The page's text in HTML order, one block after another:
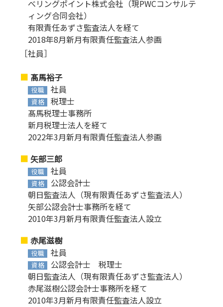
べリングポイント株式会社（現PWCコンサルテ
ィング合同会社）
有限責任あずさ監査法人を経て
2018年8月新月有限責任監査法人参画
［社員］
髙馬裕子
役職 社員
資格
税理士
髙馬税理士事務所
新月税理士法人を経て
2022年3月新月有限責任監査法人参画
矢部三郎
役職 社員
資格
公認会計士
朝日監査法人（現有限責任あずさ監査法人）
矢部公認会計士事務所を経て
2010年3月新月有限責任監査法人設立
赤尾滋樹
役職 社員
資格
公認会計士 税理士
朝日監査法人（現有限責任あずさ監査法人）
赤尾滋樹公認会計士事務所を経て
2010年3月新月有限責任監査法人設立